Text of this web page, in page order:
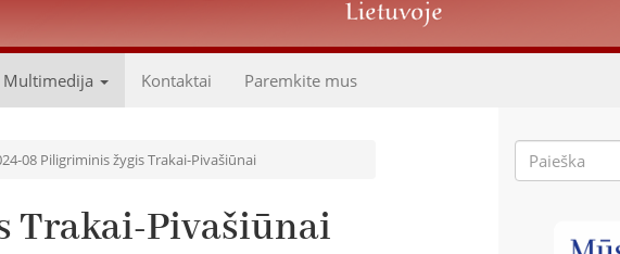
Multimedija Kontaktai Paremkite mus
08 Piligriminis žygis Trakai-Pivašiūnai
Trakai-Pivašiūnai
Paieškos